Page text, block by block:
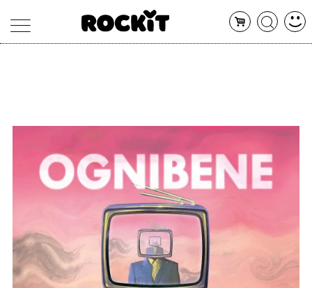
ARTISTI
CONCERTI
SHOP
RADIO